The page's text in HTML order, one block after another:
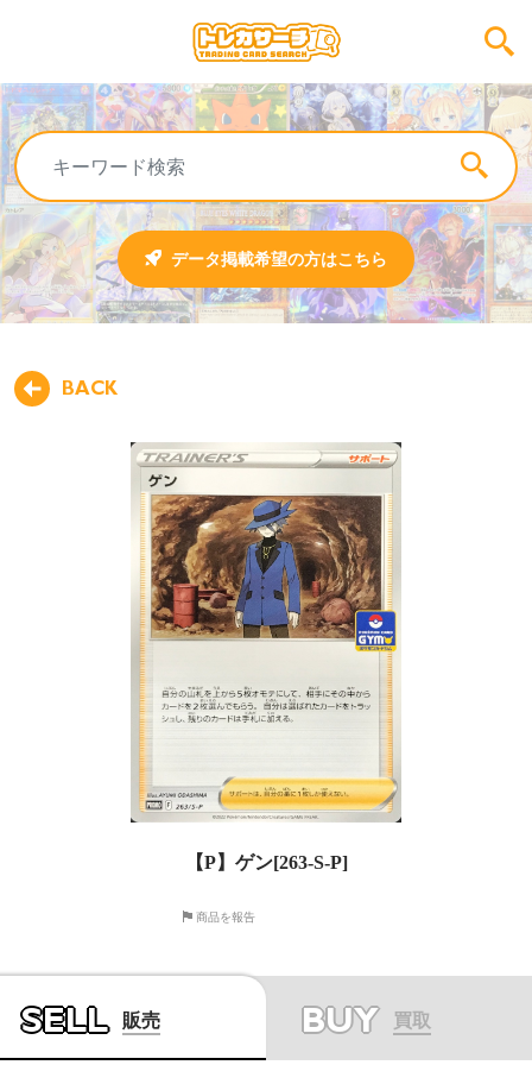
データ掲載希望の方はこちら
BACK
【P】ゲン[263-S-P]
商品を報告
SELL 販売 BUY 買取